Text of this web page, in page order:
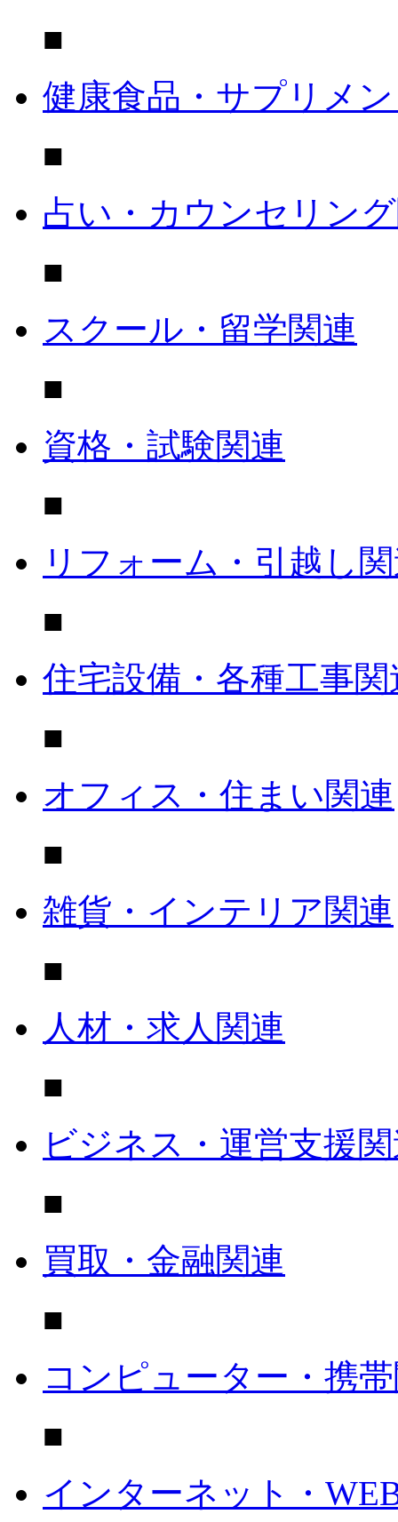
■
健康食品・サプリメ
■
占い・カウンセリン
■
スクール・留学関連
■
資格・試験関連
■
リフォーム・引越し
■
住宅設備・各種工事関
■
オフィス・住まい関連
■
雑貨・インテリア関連
■
人材・求人関連
■
ビジネス・運営支援
■
買取・金融関連
■
コンピューター・携
■
インターネット・